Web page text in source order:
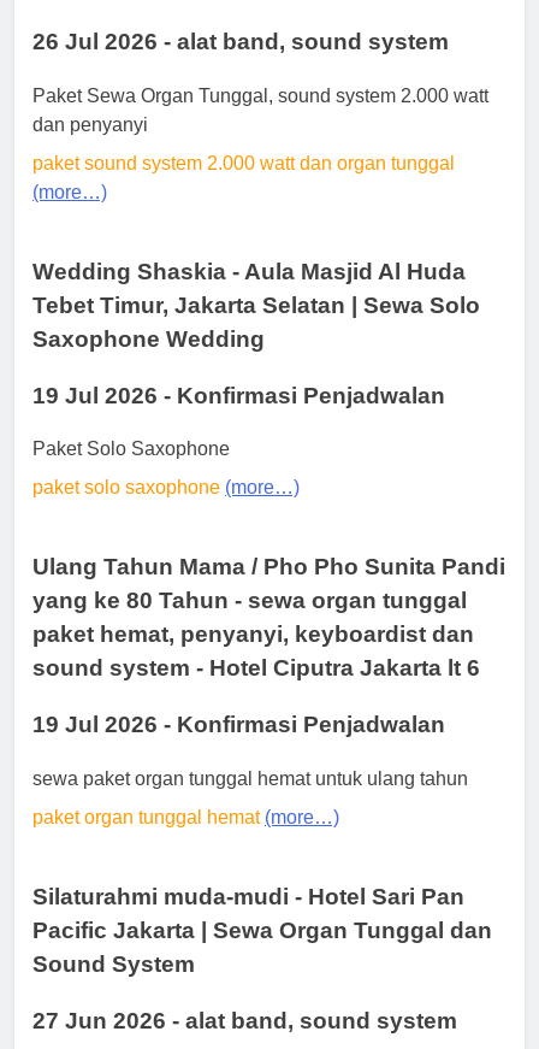
26 Jul 2026 - alat band, sound system
Paket Sewa Organ Tunggal, sound system 2.000 watt
dan penyanyi
paket sound system 2.000 watt dan organ tunggal
(more…)
Wedding Shaskia - Aula Masjid Al Huda
Tebet Timur, Jakarta Selatan | Sewa Solo
Saxophone Wedding
19 Jul 2026 - Konfirmasi Penjadwalan
Paket Solo Saxophone
paket solo saxophone (more…)
Ulang Tahun Mama / Pho Pho Sunita Pandi
yang ke 80 Tahun - sewa organ tunggal
paket hemat, penyanyi, keyboardist dan
sound system - Hotel Ciputra Jakarta lt 6
19 Jul 2026 - Konfirmasi Penjadwalan
sewa paket organ tunggal hemat untuk ulang tahun
paket organ tunggal hemat (more…)
Silaturahmi muda-mudi - Hotel Sari Pan
Pacific Jakarta | Sewa Organ Tunggal dan
Sound System
27 Jun 2026 - alat band, sound system